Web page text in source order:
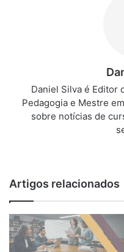
Daniel Silva é Editor
Pedagogia e Mestre
sobre notícias de
Artigos relacionados